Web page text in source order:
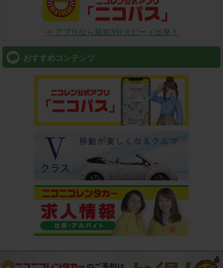
⇒ アプリなら最短3分スピード出発！
おすすめコンテンツ